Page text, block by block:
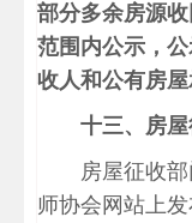
部分多余房源
范围内公示，
收人和公有房屋
十三、房
房屋征收
师协会网站上